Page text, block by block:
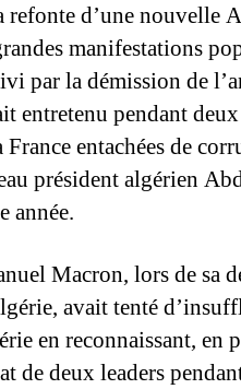
refonte d’une nouvelle
manifestations
par la démission de
entretenu pendant
entachées de
président algérien
année.
Macron, lors de sa
avait tenté
en reconnaissant, en
de deux leaders